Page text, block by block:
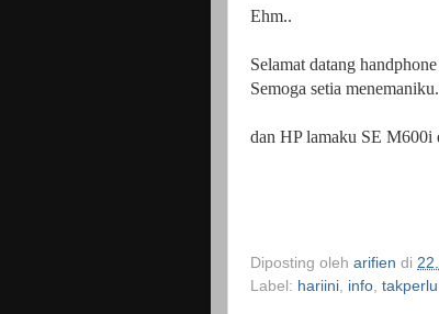
Ehm..
Selamat datang
Semoga setia
dan HP lamaku SE M600i
Diposting oleh arifien di
Label: hariini, info, takperlu